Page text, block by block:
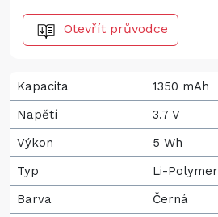
Otevřít průvodce
Kapacita
1350 mAh
Napětí
3.7 V
Výkon
5 Wh
Typ
Li-Polymer
Barva
Černá